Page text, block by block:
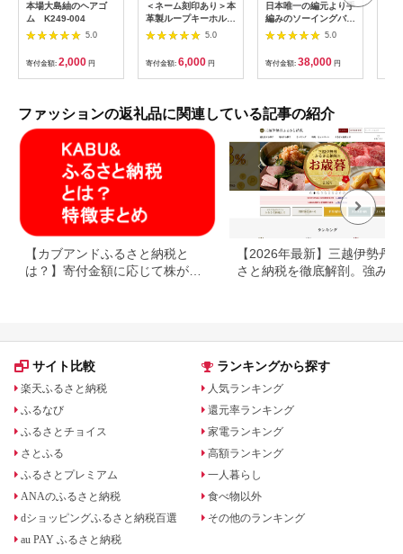
本場大島紬のヘアゴ
ム K249-004
5.0
寄付金額: 2,000 円
＜ネーム刻印あり＞本
革製ループキーホルダ
ー キーホルダー 本革
革製品 名入れ ネーム
刻印 贈り物 ギフト
F6L-164
5.0
寄付金額: 6,000 円
日本唯一の編元より手
編みのソーイングバス
ケット（お裁縫箱）フ
タ持ち手タイプ
5.0
寄付金額: 38,000 円
ファッションの返礼品に関連している記事の紹介
【カブアンドふるさと納税と
は？】寄付金額に応じて株がも
【2026年最新】三越伊勢丹
さと納税を徹底解剖。強みと
サイト比較
楽天ふるさと納税
ふるなび
ふるさとチョイス
さとふる
ふるさとプレミアム
ANAのふるさと納税
dショッピングふるさと納税百選
au PAY ふるさと納税
ランキングから探す
人気ランキング
還元率ランキング
家電ランキング
高額ランキング
一人暮らし
食べ物以外
その他のランキング